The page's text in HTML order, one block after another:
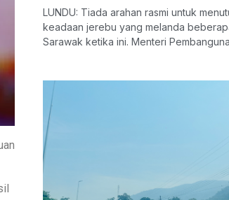
LUNDU: Tiada arahan rasmi untuk
keadaan jerebu yang melanda
Sarawak ketika ini. Menteri